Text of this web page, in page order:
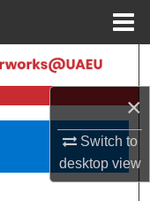
×
Switch to
desktopview